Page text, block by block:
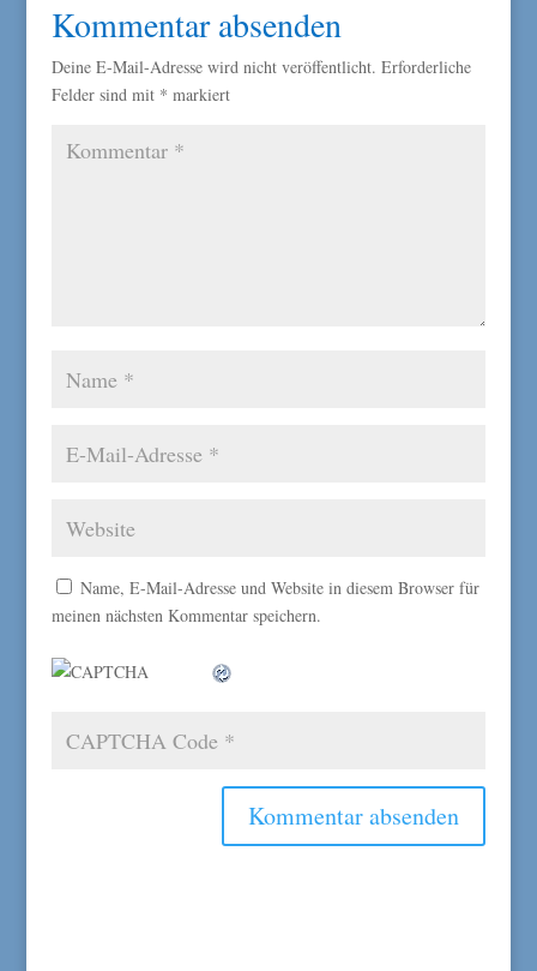
Kommentar absenden
Deine E-Mail-Adresse wird nicht veröffentlicht. Erforderliche
Felder sind mit * markiert
Name, E-Mail-Adresse und Website in diesem Browser für
meinen nächsten Kommentar speichern.